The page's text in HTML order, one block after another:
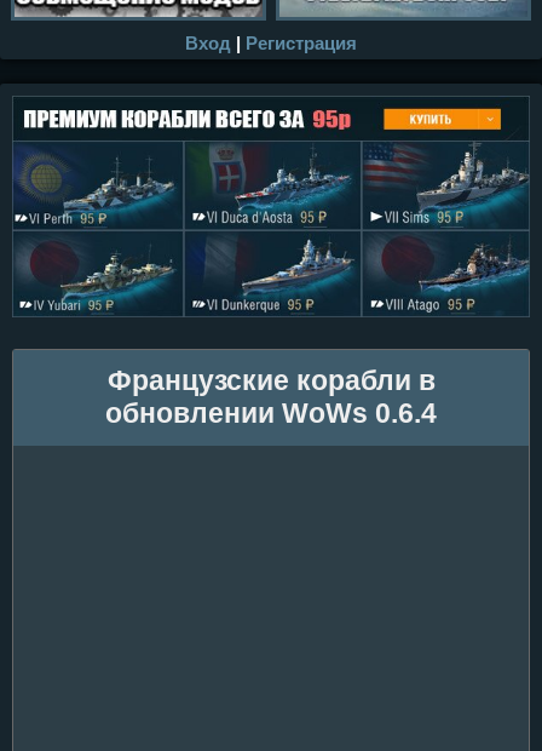
Вход | Регистрация
Французские корабли в
обновлении WoWs 0.6.4